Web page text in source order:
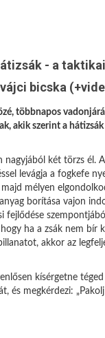
- a
bicska
többnapos
akik szerint a
nagyjából két törzs él.
levágja a fogkefe
mélyen
borítása vajon
fejlődése
ha a zsák nem bír
akkor az
kísérgetne
és megkérdezi: